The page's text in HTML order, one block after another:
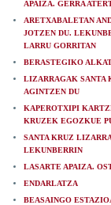
APAIZA. GERRA
ARETXABALETAN
JOTZEN DU.
LARRU GORRITAN
BERASTEGIKO
LIZARRAGAK SANTA
AGINTZEN DU
KAPEROTXIPI
KRUZEK EGOZKUE
SANTA KRUZ
LEKUNBERRIN
LASARTE APAIZA.
ENDARLATZA
BEASAINGO